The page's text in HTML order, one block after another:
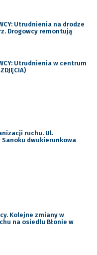
Utrudnienia na drodze
Drogowcy remontują
Utrudnienia w centrum
ruchu. Ul.
Sanoku dwukierunkowa
Kolejne zmiany w
na osiedlu Błonie w